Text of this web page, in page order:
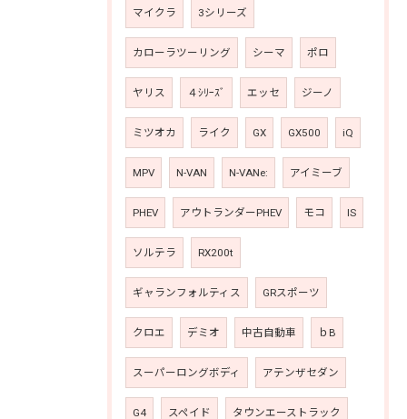
マイクラ 3シリーズ
カローラツーリング シーマ ポロ
ヤリス ４ｼﾘｰｽﾞ エッセ ジーノ
ミツオカ ライク GX GX500 iQ
MPV N-VAN N-VANe: アイミーブ
PHEV アウトランダーPHEV モコ IS
ソルテラ RX200t
ギャランフォルティス GRスポーツ
クロエ デミオ 中古自動車 ｂB
スーパーロングボディ アテンザセダン
G4 スペイド タウンエーストラック